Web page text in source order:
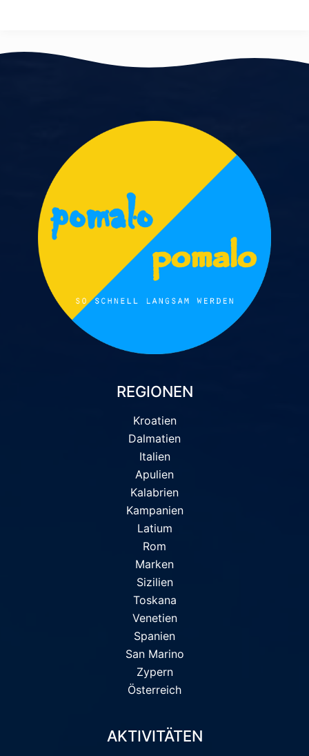
REGIONEN
Kroatien
Dalmatien
Italien
Apulien
Kalabrien
Kampanien
Latium
Rom
Marken
Sizilien
Toskana
Venetien
Spanien
San Marino
Zypern
Österreich
AKTIVITÄTEN